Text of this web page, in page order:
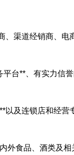
渠道经销商、电
台**、有实力信
及连锁店和经
外食品、酒类及